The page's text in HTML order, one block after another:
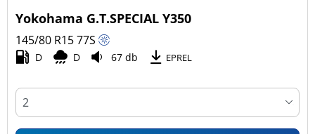
Esvaziamento limitado
Runflat (0)
Yokohama G.T.SPECIAL Y350
145/80 R1577S
D D 67 db EPREL